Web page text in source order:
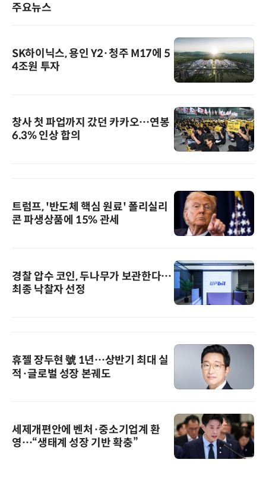
주요뉴스
SK하이닉스, 용인 Y2·청주 M17에 5
4조원 투자
창사 첫 파업까지 갔던 카카오…연봉
6.3% 인상 합의
트럼프, '반도체 핵심 원료' 폴리실리
콘 파생상품에 15% 관세
경찰 압수 코인, 두나무가 보관한다…
최종 낙찰자 선정
휴젤 장두현 號 1년…상반기 최대 실
적·글로벌 성장 본궤도
세제개편안에 벤처·중소기업계 환
영…“생태계 성장 기반 확충”